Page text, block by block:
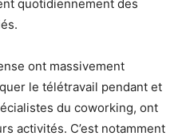
quotidiennement des
ont massivement
le télétravail pendant et
du coworking, ont
activités. C’est notamment